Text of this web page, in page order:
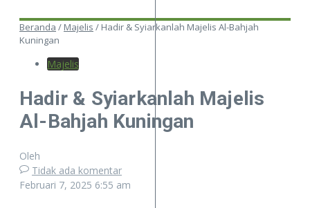
Beranda / Majelis / Hadir & Syiarkanlah Majelis Al-Bahjah
Kuningan
Majelis
Hadir & Syiarkanlah Majelis
Al-Bahjah Kuningan
Oleh
Tidak ada komentar
Februari 7, 2025 6:55 am